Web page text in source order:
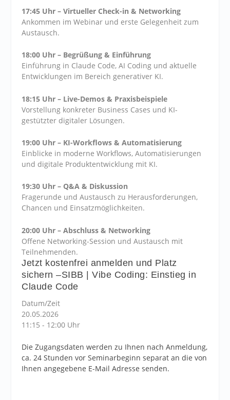
17:45 Uhr – Virtueller Check-in & Networking
Ankommen im Webinar und erste Gelegenheit zum
Austausch.
18:00 Uhr – Begrüßung & Einführung
Einführung in Claude Code, AI Coding und aktuelle
Entwicklungen im Bereich generativer KI.
18:15 Uhr – Live-Demos & Praxisbeispiele
Vorstellung konkreter Business Cases und KI-
gestützter digitaler Lösungen.
19:00 Uhr – KI-Workflows & Automatisierung
Einblicke in moderne Workflows, Automatisierungen
und digitale Produktentwicklung mit KI.
19:30 Uhr – Q&A & Diskussion
Fragerunde und Austausch zu Herausforderungen,
Chancen und Einsatzmöglichkeiten.
20:00 Uhr – Abschluss & Networking
Offene Networking-Session und Austausch mit
Teilnehmenden.
Jetzt kostenfrei anmelden und Platz
sichern –SIBB | Vibe Coding: Einstieg in
Claude Code
Datum/Zeit
20.05.2026
11:15 - 12:00 Uhr
Die Zugangsdaten werden zu Ihnen nach Anmeldung,
ca. 24 Stunden vor Seminarbeginn separat an die von
Ihnen angegebene E-Mail Adresse senden.